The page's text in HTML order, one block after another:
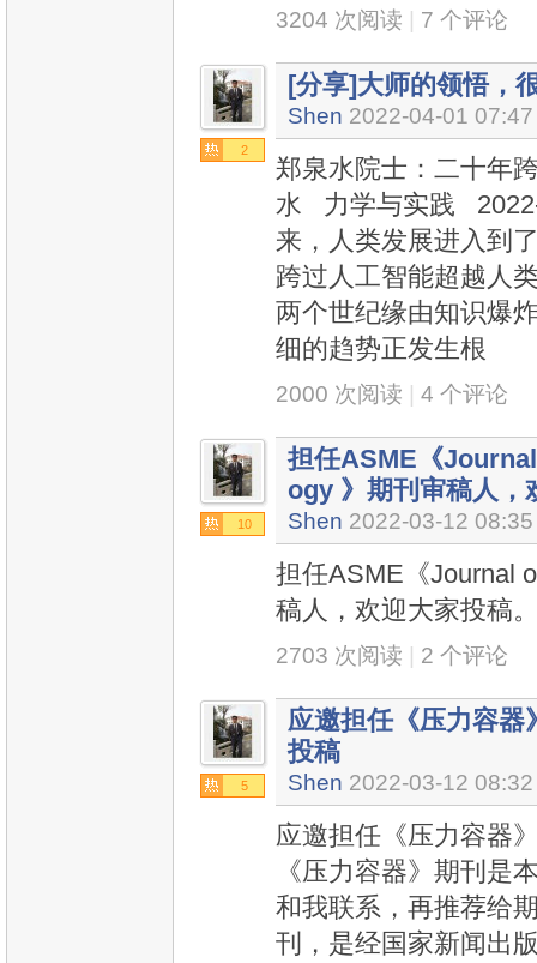
3204 次阅读 7 个评论
2
[分享]大师的领悟，
Shen 2022-04-01 07:47
郑泉水院士：二十年
水 力学与实践 2022-
来，人类发展进入到
跨过人工智能超越人
两个世纪缘由知识爆
细的趋势正发生根
2000 次阅读 4 个评论
10
担任ASME《
ogy 》期刊审稿人，
Shen 2022-03-12 08:35
担任ASME《Journal
稿人，欢迎大家投稿
2703 次阅读 2 个评论
5
应邀担任《压力容器
投稿
Shen 2022-03-12 08:32
应邀担任《压力容器
《压力容器》期刊是
和我联系，再推荐给
刊，是经国家新闻出